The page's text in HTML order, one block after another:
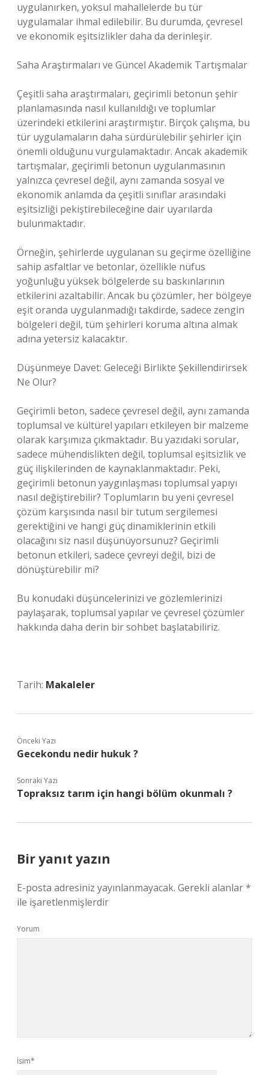
uygulanırken, yoksul mahallelerde bu tür
uygulamalar ihmal edilebilir. Bu durumda, çevresel
ve ekonomik eşitsizlikler daha da derinleşir.
Saha Araştırmaları ve Güncel Akademik Tartışmalar
Çeşitli saha araştırmaları, geçirimli betonun şehir
planlamasında nasıl kullanıldığı ve toplumlar
üzerindeki etkilerini araştırmıştır. Birçok çalışma, bu
tür uygulamaların daha sürdürülebilir şehirler için
önemli olduğunu vurgulamaktadır. Ancak akademik
tartışmalar, geçirimli betonun uygulanmasının
yalnızca çevresel değil, aynı zamanda sosyal ve
ekonomik anlamda da çeşitli sınıflar arasındaki
eşitsizliği pekiştirebileceğine dair uyarılarda
bulunmaktadır.
Örneğin, şehirlerde uygulanan su geçirme özelliğine
sahip asfaltlar ve betonlar, özellikle nüfus
yoğunluğu yüksek bölgelerde su baskınlarının
etkilerini azaltabilir. Ancak bu çözümler, her bölgeye
eşit oranda uygulanmadığı takdirde, sadece zengin
bölgeleri değil, tüm şehirleri koruma altına almak
adına yetersiz kalacaktır.
Düşünmeye Davet: Geleceği Birlikte Şekillendirirsek
Ne Olur?
Geçirimli beton, sadece çevresel değil, aynı zamanda
toplumsal ve kültürel yapıları etkileyen bir malzeme
olarak karşımıza çıkmaktadır. Bu yazıdaki sorular,
sadece mühendislikten değil, toplumsal eşitsizlik ve
güç ilişkilerinden de kaynaklanmaktadır. Peki,
geçirimli betonun yaygınlaşması toplumsal yapıyı
nasıl değiştirebilir? Toplumların bu yeni çevresel
çözüm karşısında nasıl bir tutum sergilemesi
gerektiğini ve hangi güç dinamiklerinin etkili
olacağını siz nasıl düşünüyorsunuz? Geçirimli
betonun etkileri, sadece çevreyi değil, bizi de
dönüştürebilir mi?
Bu konudaki düşüncelerinizi ve gözlemlerinizi
paylaşarak, toplumsal yapılar ve çevresel çözümler
hakkında daha derin bir sohbet başlatabiliriz.
Tarih: Makaleler
Önceki Yazı
Gecekondu nedir hukuk ?
Sonraki Yazı
Topraksız tarım için hangi bölüm okunmalı ?
Bir yanıt yazın
E-posta adresiniz yayınlanmayacak. Gerekli alanlar*
ile işaretlenmişlerdir
Yorum
İsim*